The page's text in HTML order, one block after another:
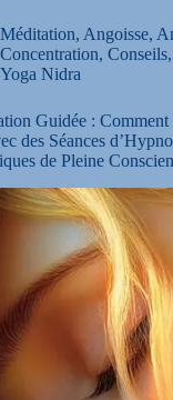
Méditation, Angoisse,
Concentration,Conseils
Yoga Nidra
Guidée :
des Séances
de Pleine